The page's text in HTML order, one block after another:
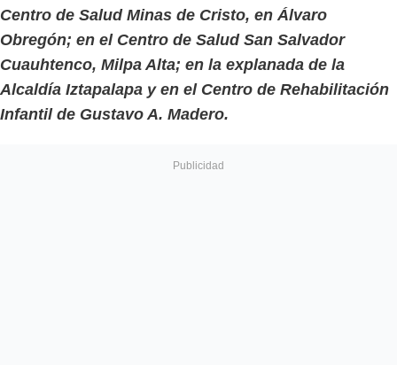
Centro de Salud Minas de Cristo, en Álvaro
Obregón; en el Centro de Salud San Salvador
Cuauhtenco, Milpa Alta; en la explanada de la
Alcaldía Iztapalapa y en el Centro de Rehabilitación
Infantil de Gustavo A. Madero.